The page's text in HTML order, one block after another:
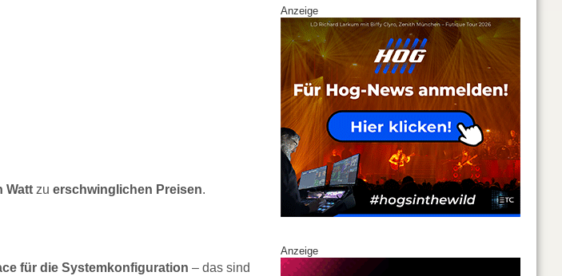
Watt zu erschwinglichen Preisen.
für die Systemkonfiguration – das sind
Anzeige
Anzeige